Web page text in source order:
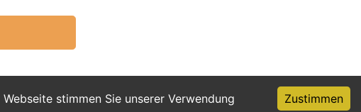
stimmen Sie unserer Verwendung
Zustimmen